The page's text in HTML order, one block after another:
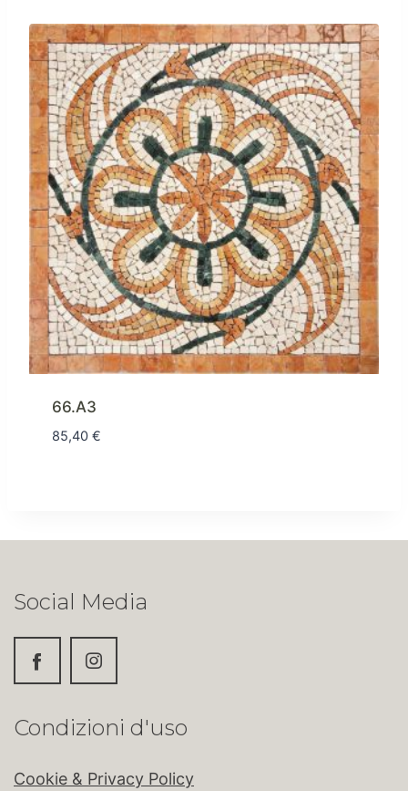
66.A3
85,40 €
Social Media
Condizioni d'uso
Cookie & Privacy Policy